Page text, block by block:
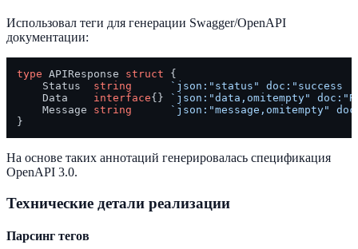
Использовал теги для генерации Swagger/OpenAPI
документации:
type APIResponse struct {
    Status
string
`json:"status" doc:"success
    Data
interface{}
`json:"data,omitempty"
    Message
string
`json:"message,omitempty"
На основе таких аннотаций генерировалась спецификация
OpenAPI 3.0.
Технические детали реализации
Парсинг тегов